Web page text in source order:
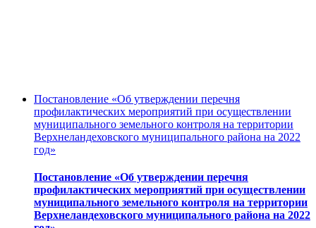
Постановление «Об утверждении перечня
профилактических мероприятий при осуществлении
муниципального земельного контроля на территории
Верхнеландеховского муниципального района на 2022
год»
Постановление «Об утверждении перечня
профилактических мероприятий при осуществлении
муниципального земельного контроля на территории
Верхнеландеховского муниципального района на 2022